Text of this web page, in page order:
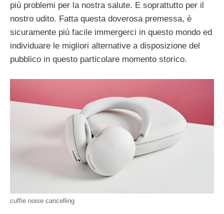
più problemi per la nostra salute. E soprattutto per il
nostro udito. Fatta questa doverosa premessa, è
sicuramente più facile immergerci in questo mondo ed
individuare le migliori alternative a disposizione del
pubblico in questo particolare momento storico.
cuffie noise cancelling